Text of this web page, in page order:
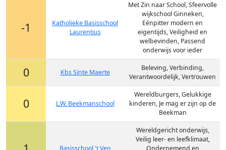
-1
Katholieke Basisschool
Laurentius
Met Zin naar School, Sfeervolle
wijkschool Ginneken,
Eénpitter modern en
eigentijds, Veiligheid en
welbevinden, Passend
onderwijs voor ieder
0 Kbs Sinte Maerte
Beleving, Verbinding,
Verantwoordelijk, Vertrouwen
0 L.W. Beekmanschool
Wereldburgers, Gelukkige
kinderen, Je mag er zijn op de
Beekman
Basisschool 't Ven
Wereldgericht onderwijs,
Veilig leer- en leefklimaat,
Ondernemend en